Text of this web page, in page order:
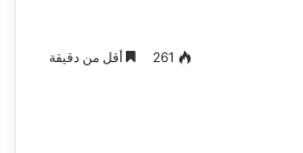
261 أقل من دقيقة